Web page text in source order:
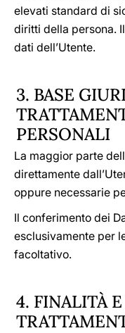
elevati standard di
diritti della persona.
dati dell’Utente.
3. BASE
PERSONALI
La maggior parte
direttamente
oppure necessarie
Il conferimento dei
esclusivamente per
facoltativo.
4. FINALITÀ